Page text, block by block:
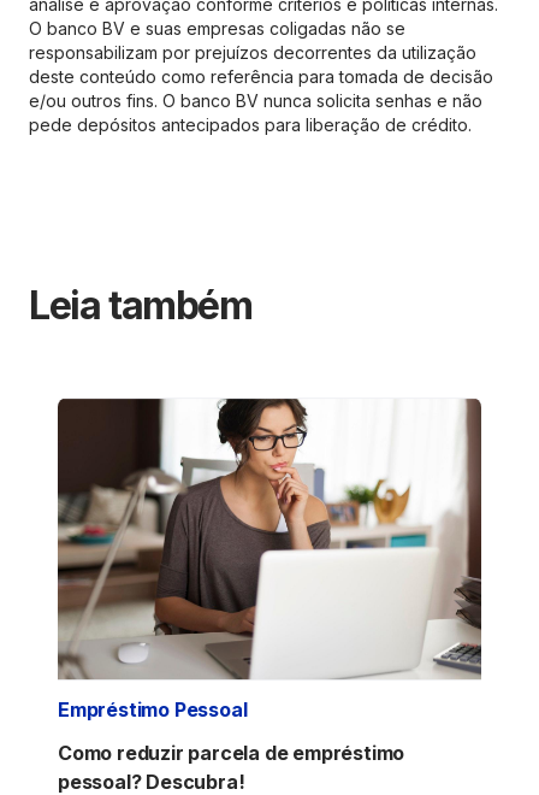
análise e aprovação conforme critérios e políticas internas.
O banco BV e suas empresas coligadas não se
responsabilizam por prejuízos decorrentes da utilização
deste conteúdo como referência para tomada de decisão
e/ou outros fins. O banco BV nunca solicita senhas e não
pede depósitos antecipados para liberação de crédito.
Leia também
Empréstimo Pessoal
Como reduzir parcela de empréstimo
pessoal? Descubra!